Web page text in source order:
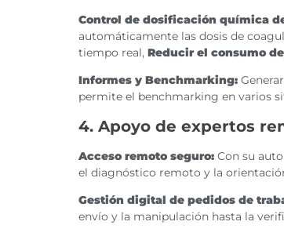
Control de dosificación química
automáticamente las dosis de
tiempo real, Reducir el consumo
Informes y Benchmarking:
permite el benchmarking en varios
4. Apoyo de expertos
Acceso remoto seguro: Con su
el diagnóstico remoto y la
Gestión digital de pedidos de
envío y la manipulación hasta la